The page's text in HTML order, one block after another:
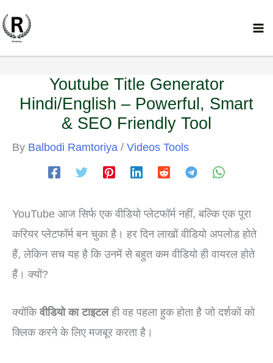
to
Youtube Title Generator
Hindi/English – Powerful, Smart
& SEO Friendly Tool
By Balbodi Ramtoriya / Videos Tools
YouTube आज सिर्फ एक वीडियो प्लेटफॉर्म नहीं, बल्कि एक पूरा
करियर प्लेटफॉर्म बन चुका है। हर दिन लाखों वीडियो अपलोड होते
हैं, लेकिन सच यह है कि उनमें से बहुत कम वीडियो ही वायरल होते
हैं। क्यों?
क्योंकिवीडियो का टाइटलही वह पहला हुक होता है जो दर्शकों को
क्लिक करने के लिए मजबूर करता है।